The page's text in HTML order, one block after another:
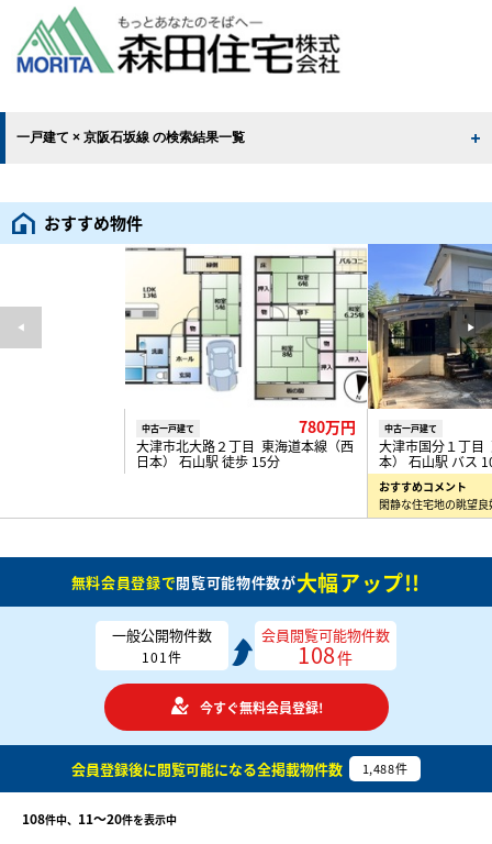
一戸建て × 京阪石坂線 の検索結果一覧
おすすめ物件
中古一戸建て 780万円
大津市北大路２丁目 東海道本線（西
日本） 石山駅 徒歩 15分
中古一戸建て
大津市国分１丁目
本） 石山駅 バス
おすすめコメント
無料会員登録で閲覧可能物件数が大幅アップ!!
一般公開物件数
101件
会員閲覧可能物件数
108件
今すぐ無料会員登録!
会員登録後に閲覧可能になる全掲載物件数 1,488件
108件中、 11〜20件を表示中